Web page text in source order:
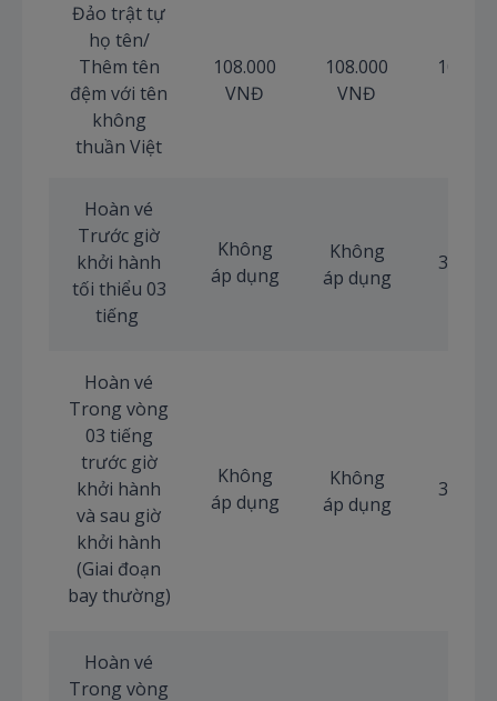
Đảo trật tự
họ tên/
Thêm tên
đệm với tên
không
thuần Việt
108.000
VNĐ
108.000
VNĐ
Hoàn vé
Trước giờ
khởi hành
tối thiểu 03
tiếng
Không
áp dụng
Không
áp dụng
30
Hoàn vé
Trong vòng
03 tiếng
trước giờ
khởi hành
và sau giờ
khởi hành
(Giai đoạn
bay thường)
Không
áp dụng
Không
áp dụng
35
Hoàn vé
Trong vòng